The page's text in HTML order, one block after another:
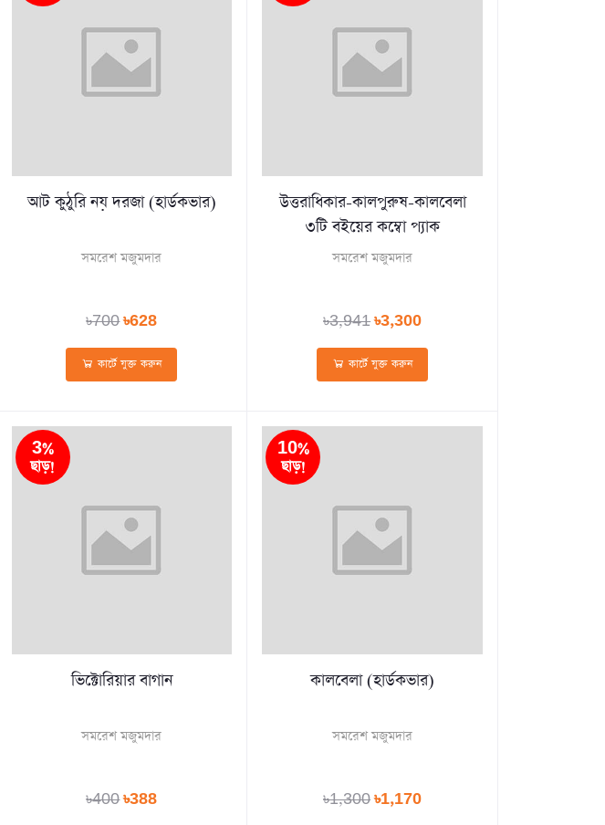
আট কুঠুরি নয় দরজা (হার্ডকভার)
সমরেশ মজুমদার
৳700৳628
কার্টে যুক্ত করুন
উত্তরাধিকার-কালপুরুষ-কালবেলা
৩টি বইয়ের কম্বো প্যাক
সমরেশ মজুমদার
৳3,941৳3,300
কার্টে যুক্ত করুন
3%
ছাড়!
ভিক্টোরিয়ার বাগান
সমরেশ মজুমদার
৳400৳388
10%
ছাড়!
কালবেলা (হার্ডকভার)
সমরেশ মজুমদার
৳1,300৳1,170